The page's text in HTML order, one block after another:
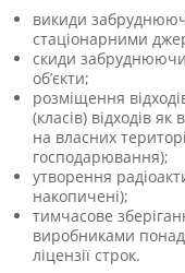
викиди
стаціонарними
скиди
об’єкти;
розміщення
(класів) відходів
на власних
господарювання);
утворення
накопичені);
тимчасове
виробниками
ліцензії строк.